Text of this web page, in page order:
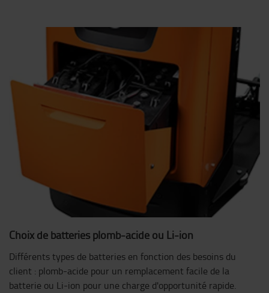
Choix de batteries plomb-acide ou Li-ion
Différents types de batteries en fonction des besoins du
client : plomb-acide pour un remplacement facile de la
batterie ou Li-ion pour une charge d'opportunité rapide.